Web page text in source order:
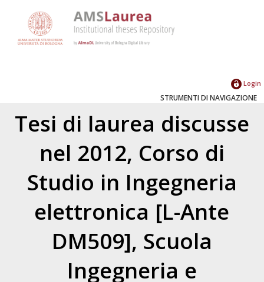
Login
STRUMENTI DI NAVIGAZIONE
Tesi di laurea discusse
nel 2012, Corso di
Studio in Ingegneria
elettronica [L-Ante
DM509], Scuola
Ingegneria e